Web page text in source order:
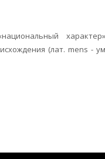
(лат. mens -